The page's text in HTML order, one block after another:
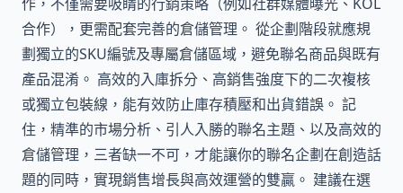
合作），更需配套完善的倉儲管理。 從企劃階段就應規
劃獨立的SKU編號及專屬倉儲區域，避免聯名商品與既有
產品混淆。 高效的入庫拆分、高銷售強度下的二次複核
或獨立包裝線，能有效防止庫存積壓和出貨錯誤。 記
住，精準的市場分析、引人入勝的聯名主題、以及高效的
倉儲管理，三者缺一不可，才能讓你的聯名企劃在創造話
題的同時，實現銷售增長與高效運營的雙贏。 建議在選